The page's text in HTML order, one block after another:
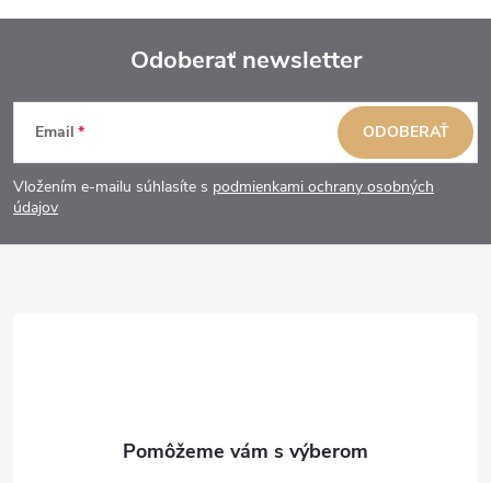
Z
á
p
Odoberať newsletter
Email
Vložením e-mailu súhlasíte s podmienkami ochrany osobných
údajov
ODOBERAŤ